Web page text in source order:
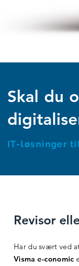
Skal du
IT-løsninger
Revisor
Har du svært ved
Visma e-conomic